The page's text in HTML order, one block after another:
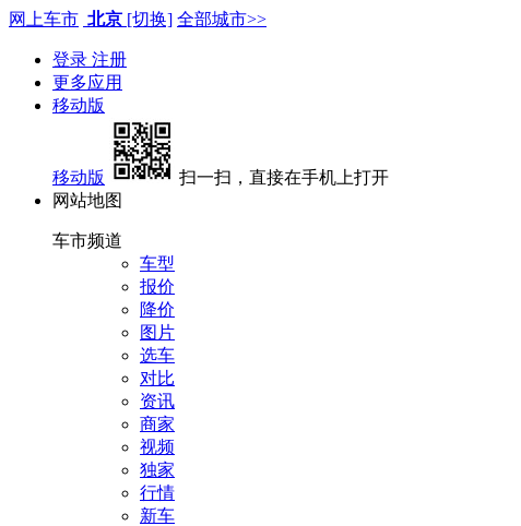
网上车市 北京 [切换] 全部城市>>
登录 注册
更多应用
移动版
移动版
扫一扫，直接在手机上打开
网站地图
车市频道
车型
报价
降价
图片
选车
对比
资讯
商家
视频
独家
行情
新车